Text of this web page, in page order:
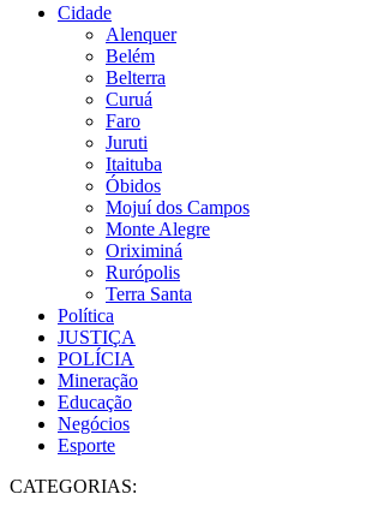
Cidade
Alenquer
Belém
Belterra
Curuá
Faro
Juruti
Itaituba
Óbidos
Mojuí dos Campos
Monte Alegre
Oriximiná
Rurópolis
Terra Santa
Política
JUSTIÇA
POLÍCIA
Mineração
Educação
Negócios
Esporte
CATEGORIAS: